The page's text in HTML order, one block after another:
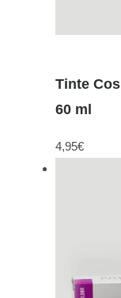
Tinte
60 ml
4,95€